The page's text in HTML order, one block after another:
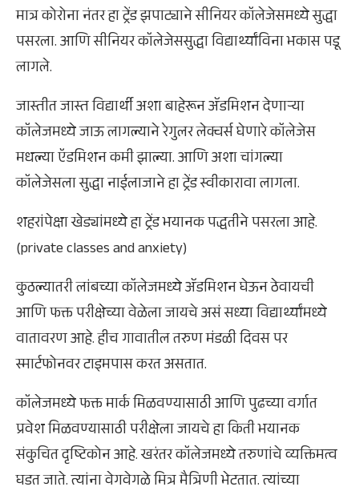
मात्र कोरोना नंतर हा ट्रेंड झपाट्याने सीनियर कॉलेजेसमध्ये सुद्धा
पसरला. आणि सीनियर कॉलेजेससुद्धा विद्यार्थ्यांविना भकास पडू
लागले.
जास्तीत जास्त विद्यार्थी अशा बाहेरून ॲडमिशन देणाऱ्या
कॉलेजमध्ये जाऊ लागल्याने रेगुलर लेक्चर्स घेणारे कॉलेजेस
मधल्या ऍडमिशन कमी झाल्या. आणि अशा चांगल्या
कॉलेजेसला सुद्धा नाईलाजाने हा ट्रेंड स्वीकारावा लागला.
शहरांपेक्षा खेड्यांमध्ये हा ट्रेंड भयानक पद्धतीने पसरला आहे.
(private classes and anxiety)
कुठल्यातरी लांबच्या कॉलेजमध्ये ॲडमिशन घेऊन ठेवायची
आणि फक्त परीक्षेच्या वेळेला जायचे असं सध्या विद्यार्थ्यांमध्ये
वातावरण आहे. हीच गावातील तरुण मंडळी दिवस पर
स्मार्टफोनवर टाइमपास करत असतात.
कॉलेजमध्ये फक्त मार्क मिळवण्यासाठी आणि पुढच्या वर्गात
प्रवेश मिळवण्यासाठी परीक्षेला जायचे हा किती भयानक
संकुचित दृष्टिकोन आहे. खरंतर कॉलेजमध्ये तरुणांचे व्यक्तिमत्व
घडत जाते. त्यांना वेगवेगळे मित्र मैत्रिणी भेटतात. त्यांच्या